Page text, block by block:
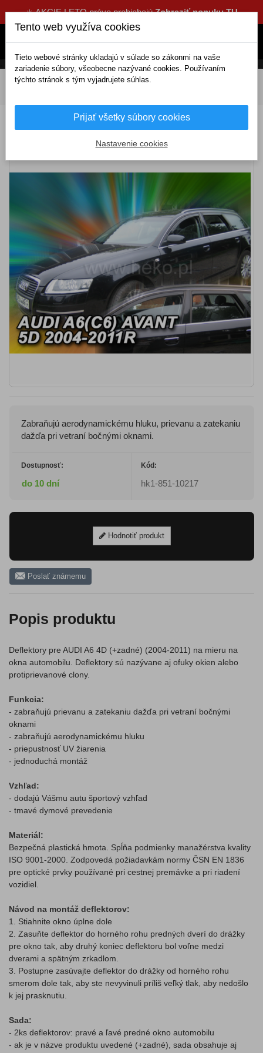
☀️ AKCIE LETO práve prebiehajúZobraziť ponuku TU
DOMOV Exteriérové doplnky
Deflektory AUDI A6 4D (+zadné) (2004-2011)
Zabraňujú aerodynamickému hluku, prievanu a zatekaniu
dažďa pri vetraní bočnými oknami.
Dostupnosť:
do 10 dní
Kód:
hk1-851-10217
Hodnotiť produkt
Poslať známemu
Popis produktu
Deflektory pre AUDI A6 4D (+zadné) (2004-2011) na mieru na
okna automobilu. Deflektory sú nazývane aj ofuky okien alebo
protiprievanové clony.
Funkcia:
- zabraňujú prievanu a zatekaniu dažďa pri vetraní bočnými
oknami
- zabraňujú aerodynamickému hluku
- priepustnosť UV žiarenia
- jednoduchá montáž
Vzhľad:
- dodajú Vášmu autu športový vzhľad
- tmavé dymové prevedenie
Materiál:
Bezpečná plastická hmota. Spĺňa podmienky manažérstva kvality
ISO 9001-2000. Zodpovedá požiadavkám normy ČSN EN 1836
pre optické prvky používané pri cestnej premávke a pri riadení
vozidiel.
Návod na montáž deflektorov:
1. Stiahnite okno úplne dole
2. Zasuňte deflektor do horného rohu predných dverí do drážky
pre okno tak, aby druhý koniec deflektoru bol voľne medzi
dverami a spätným zrkadlom.
3. Postupne zasúvajte deflektor do drážky od horného rohu
smerom dole tak, aby ste nevyvinuli príliš veľký tlak, aby nedošlo
k jej prasknutiu.
Sada:
- 2ks deflektorov: pravé a ľavé predné okno automobilu
- ak je v názve produktu uvedené (+zadné), sada obsahuje aj
Tento web využíva cookies
Tieto webové stránky ukladajú v súlade so zákonmi na vaše
zariadenie súbory, všeobecne nazývané cookies. Používaním
týchto stránok s tým vyjadrujete súhlas.
Prijať všetky súbory cookies
Nastavenie cookies